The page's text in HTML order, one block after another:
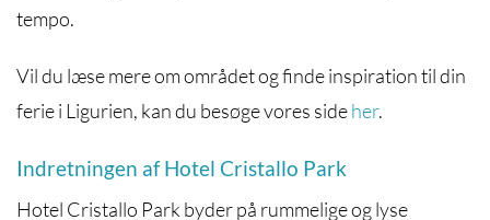
tempo.
Vil du læse mere om området og finde inspiration til din
ferie i Ligurien, kan du besøge vores sideher.
Indretningen af Hotel Cristallo Park
Hotel Cristallo Park byder på rummelige og lyse